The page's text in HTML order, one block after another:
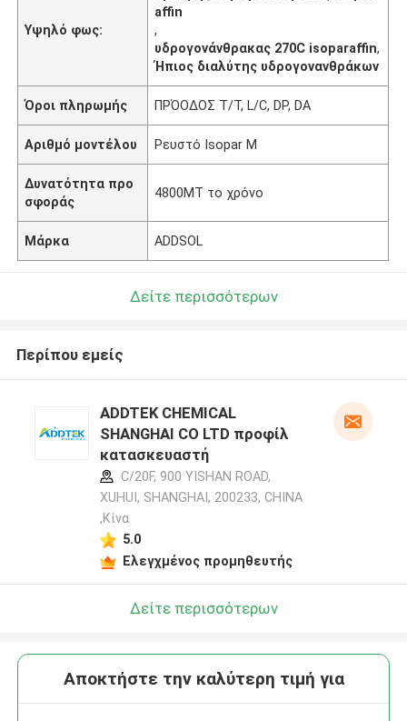
Υψηλό φως:
affin
,
υδρογονάνθρακας 270C isoparaffin,
Ήπιος διαλύτης υδρογονανθράκων
Όροι πληρωμής ΠΡΌΟΔΟΣ T/T, L/C, DP, DA
Αριθμό μοντέλου Ρευστό Isopar Μ
Δυνατότητα προ
σφοράς
4800MT το χρόνο
Μάρκα ADDSOL
Δείτε περισσότερων
Περίπου εμείς
ADDTEK CHEMICAL
SHANGHAI CO LTD προφίλ
κατασκευαστή
C/20F, 900 YISHAN ROAD,
XUHUI, SHANGHAI, 200233, CHINA
,Κίνα
5.0
Ελεγχμένος προμηθευτής
Δείτε περισσότερων
Αποκτήστε την καλύτερη τιμή για